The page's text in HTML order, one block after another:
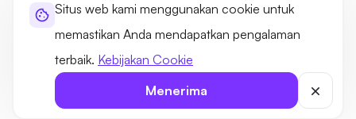
Situs web kami menggunakan cookie untuk
memastikan Anda mendapatkan pengalaman
terbaik. Kebijakan Cookie
Menerima
Tentang kami
Syarat dan ketentuanKebijakan pribadiHukumSitemap
©2026 UltaHost - Seluruh hak cipta